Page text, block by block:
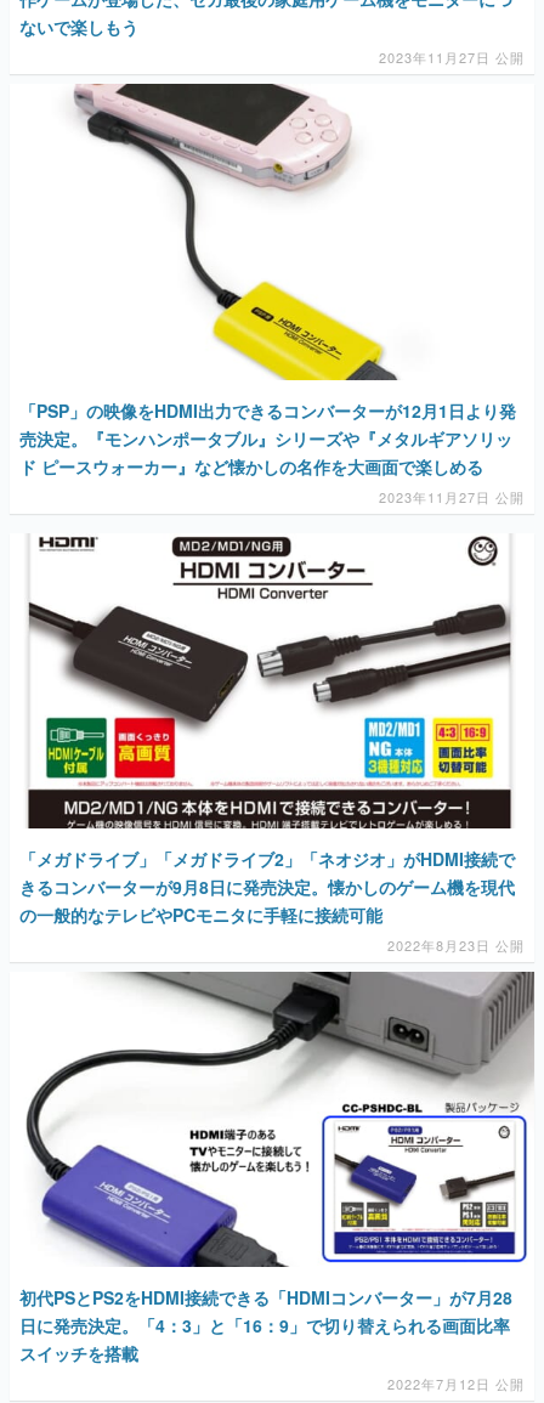
ないで楽しもう
2023年11月27日 公開
「PSP」の映像をHDMI出力できるコンバーターが12月1日より発
売決定。『モンハンポータブル』シリーズや『メタルギアソリッ
ド ピースウォーカー』など懐かしの名作を大画面で楽しめる
2023年11月27日 公開
「メガドライブ」「メガドライブ2」「ネオジオ」がHDMI接続で
きるコンバーターが9月8日に発売決定。懐かしのゲーム機を現代
の一般的なテレビやPCモニタに手軽に接続可能
2022年8月23日 公開
初代PSとPS2をHDMI接続できる「HDMIコンバーター」が7月28
日に発売決定。「4：3」と「16：9」で切り替えられる画面比率
スイッチを搭載
2022年7月12日 公開